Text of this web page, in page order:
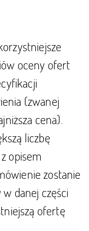
oceny ofert
(zwanej
cena).
liczbę
opisem
zostanie
danej części
ofertę